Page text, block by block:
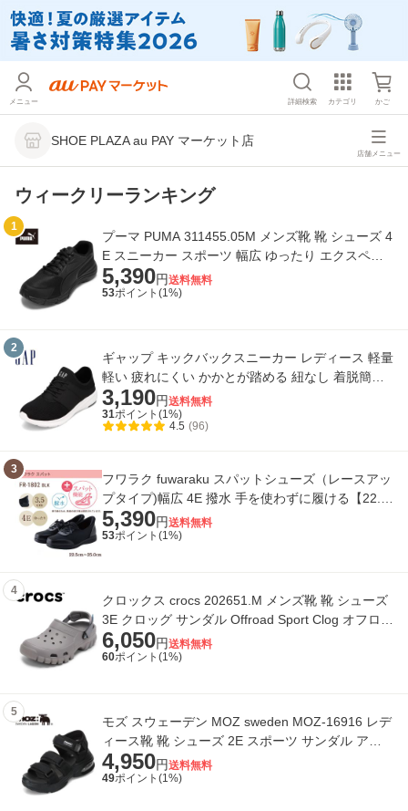
メニュー 詳細検索 カテゴリ かご
SHOE PLAZA au PAY マーケット店
店舗メニュー
ウィークリーランキング
1
プーマ PUMA 311455.05M メンズ靴 靴 シューズ 4
E スニーカー スポーツ 幅広 ゆったり エクスペダ
イト ワイド NU 3 ローカットスニーカー
5,390円送料無料
53ポイント(1%)
2
ギャップ キックバックスニーカー レディース 軽量
軽い 疲れにくい かかとが踏める 紐なし 着脱簡単
脱ぎ履きらくらく 普段使い 散歩 ウ
3,190円送料無料
31ポイント(1%)
4.5 (96)
3
フワラク fuwaraku スパットシューズ（レースアッ
プタイプ)幅広 4E 撥水 手を使わずに履ける【22.5
cm〜25.0cm】 (ブラック) FR-1802 レデ
5,390円送料無料
53ポイント(1%)
4
クロックス crocs 202651.M メンズ靴 靴 シューズ
3E クロッグ サンダル Offroad Sport Clog オフロー
ド スポーツ クロッグ アウトドア
6,050円送料無料
60ポイント(1%)
5
モズ スウェーデン MOZ sweden MOZ-16916 レデ
ィース靴 靴 シューズ 2E スポーツ サンダル アウ
トドア クッション性 面テープ 厚底 ボリ
4,950円送料無料
49ポイント(1%)